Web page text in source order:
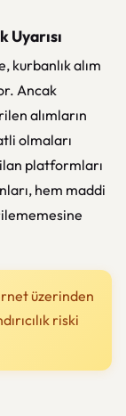
Uyarısı
kurbanlık alım
Ancak
alımların
olmaları
platformları
hem maddi
üzerinden
riski